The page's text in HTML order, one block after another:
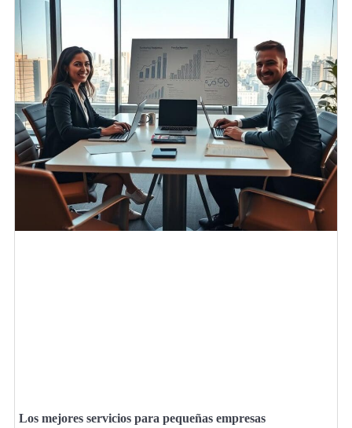
Los mejores servicios para pequeñas empresas